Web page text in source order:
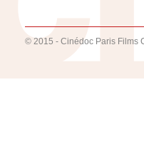
© 2015 - Cinédoc Paris Films